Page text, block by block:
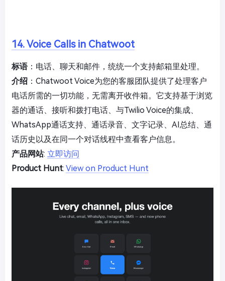
14. Voice Calls in Chatwoot
标语：电话、聊天和邮件，统统一个支持邮箱里处理。
介绍 ：Chatwoot Voice为您的客服团队提供了处理客户
电话所需的一切功能，无需离开收件箱。它支持基于浏览
器的通话、接听和拨打电话、与Twilio Voice的集成、
WhatsApp通话支持、通话录音、文字记录、AI总结、通
话历史以及在同一个对话线程中查看客户信息。
产品网站: 立即访问
Product Hunt: View on Product Hunt